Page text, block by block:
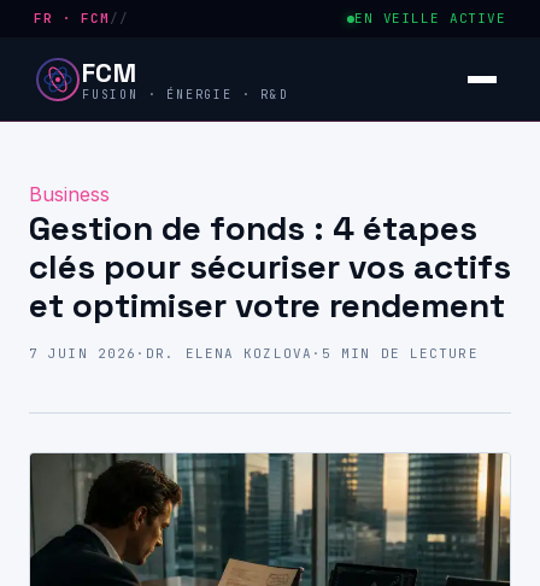
FR · FCM // EN VEILLE ACTIVE
FCM
FUSION · ÉNERGIE · R&D
Business
Gestion de fonds : 4 étapes
clés pour sécuriser vos actifs
et optimiser votre rendement
7 JUIN 2026 · DR. ELENA KOZLOVA · 5 MIN DE LECTURE